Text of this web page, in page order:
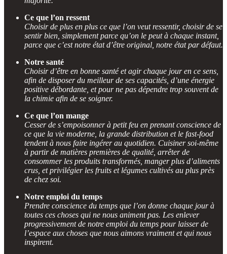
Ce que l’on ressent
Choisir de plus en plus ce que l’on veut ressentir, choisir de se
sentir bien, simplement parce qu’on le peut à chaque instant,
parce que c’est notre état d’être original, notre état par défaut.
Notre santé
Choisir d’être en bonne santé et agir chaque jour en ce sens,
afin de disposer du meilleur de ses capacités, d’une énergie
positive débordante, et pour ne pas dépendre trop souvent de
la chimie afin de se soigner.
Ce que l’on mange
Cesser de s’empoisonner à petit feu en prenant conscience de
ce que la vie moderne, la grande distribution et le fast-food
tendent à nous faire ingérer au quotidien. Cuisiner soi-même
à partir de matières premières de qualité, arrêter de
consommer les produits transformés, manger plus d’aliments
crus, et privilégier les fruits et légumes cultivés au plus près
de chez soi.
Notre emploi du temps
Prendre conscience du temps que l’on donne chaque jour à
toutes ces choses qui ne nous animent pas. Les enlever
progressivement de notre emploi du temps pour laisser de
l’espace aux choses que nous aimons vraiment et qui nous
inspirent.